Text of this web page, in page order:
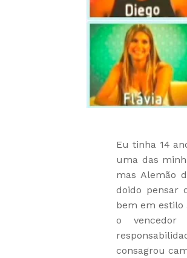
Eu tinha 14
uma das
mas Alemão
doido pensar
bem em estilo
o vencedor
consagrou